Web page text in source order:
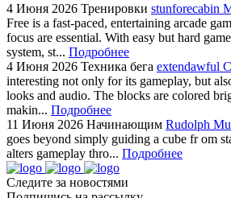
4 Июня 2026 Тренировки stunforecabin
Free is a fast-paced, entertaining arcade
focus are essential. With easy but hard
system, st... Подробнее
4 Июня 2026 Техника бега extendawful
interesting not only for its gameplay, but
looks and audio. The blocks are colored
makin... Подробнее
11 Июня 2026 Начинающим Rudolph
goes beyond simply guiding a cube fr om
alters gameplay thro... Подробнее
Следите за новостями